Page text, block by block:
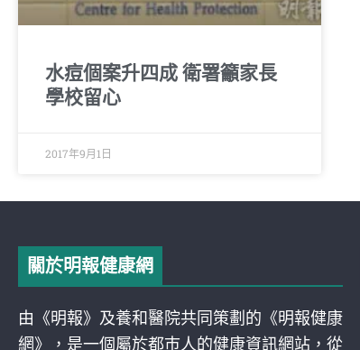
水痘個案升四成 衛署籲家長
學校留心
2017年9月1日
關於明報健康網
由《明報》及養和醫院共同策劃的《明報健康
網》，是一個屬於都巿人的健康資訊網站，從